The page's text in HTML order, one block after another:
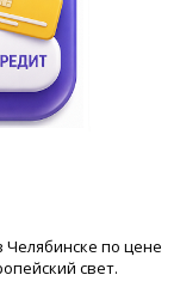
Челябинске по цене
свет.